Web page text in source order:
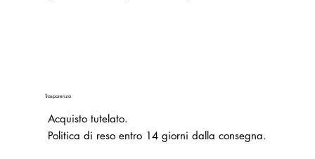
Trasparenza
Acquisto tutelato.
Politica di reso entro 14 giorni dalla consegna.